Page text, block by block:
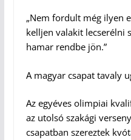
„Nem fordult még ilyen
kelljen valakit lecserélni
hamar rendbe jön.”
A magyar csapat tavaly
Az egyéves olimpiai
az utolsó szakági
csapatban szereztek